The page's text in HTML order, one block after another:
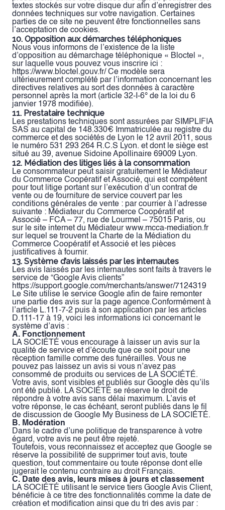
textes stockés sur votre disque dur afin d’enregistrer des
données techniques sur votre navigation. Certaines
parties de ce site ne peuvent être fonctionnelles sans
l’acceptation de cookies.
10. Opposition aux démarches téléphoniques
Nous vous informons de l’existence de la liste
d’opposition au démarchage téléphonique « Bloctel »,
sur laquelle vous pouvez vous inscrire ici :
https://www.bloctel.gouv.fr/ Ce modèle sera
ultérieurement complété par l’information concernant les
directives relatives au sort des données à caractère
personnel après la mort (article 32-I-6° de la loi du 6
janvier 1978 modifiée).
11. Prestataire technique
Les prestations techniques sont assurées par SIMPLIFIA
SAS au capital de 148.330€ Immatriculée au registre du
commerce et des sociétés de Lyon le 12 avril 2011, sous
le numéro 531 293 264 R.C.S Lyon. et dont le siège est
situé au 39, avenue Sidoine Apollinaire 69009 Lyon.
12. Médiation des litiges liés à la consommation
Le consommateur peut saisir gratuitement le Médiateur
du Commerce Coopératif et Associé, qui est compétent
pour tout litige portant sur l’exécution d’un contrat de
vente ou de fourniture de service couvert par les
conditions générales de vente : par courrier à l’adresse
suivante : Médiateur du Commerce Coopératif et
Associé – FCA – 77, rue de Lourmel – 75015 Paris, ou
sur le site internet du Médiateur www.mcca-mediation.fr
sur lequel se trouvent la Charte de la Médiation du
Commerce Coopératif et Associé et les pièces
justificatives à fournir.
13. Système d’avis laissés par les internautes
Les avis laissés par les internautes sont faits à travers le
service de “Google Avis clients”
https://support.google.com/merchants/answer/7124319
Le Site utilise le service Google afin de faire remonter
une partie des avis sur la page agence.Conformément à
l’article L.111-7-2 puis à son application par les articles
D.111-17 à 19, voici les informations ici concernant le
système d’avis :
A. Fonctionnement
LA SOCIÉTÉ vous encourage à laisser un avis sur la
qualité de service et d’écoute que ce soit pour une
réception famille comme des funérailles. Vous ne
pouvez pas laissez un avis si vous n’avez pas
consommé de produits ou services de LA SOCIÉTÉ.
Votre avis, sont visibles et publiés sur Google dès qu’ils
ont été publié. LA SOCIÉTÉ se réserve le droit de
répondre à votre avis sans délai maximum. L’avis et
votre réponse, le cas échéant, seront publiés dans le fil
de discussion de Google My Business de LA SOCIÉTÉ.
B. Modération
Dans le cadre d’une politique de transparence à votre
égard, votre avis ne peut être rejeté.
Toutefois, vous reconnaissez et acceptez que Google se
réserve la possibilité de supprimer tout avis, toute
question, tout commentaire ou toute réponse dont elle
jugerait le contenu contraire au droit Français.
C. Date des avis, leurs mises à jours et classement
LA SOCIÉTÉ utilisant le service tiers Google Avis Client,
bénéficie à ce titre des fonctionnalités comme la date de
création et modification ainsi que du tri des avis par :